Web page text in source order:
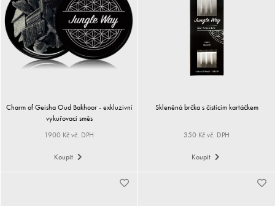
Charm of Geisha Oud Bakhoor - exkluzivní
vykuřovací směs
1900 Kč vč. DPH
Koupit
Skleněná brčka s čistícím kartáčkem
350 Kč vč. DPH
Koupit